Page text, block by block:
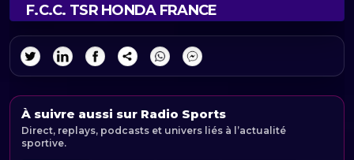
F.C.C. TSR HONDA FRANCE
À suivre aussi sur Radio Sports
Direct, replays, podcasts et univers liés à l’actualité
sportive.